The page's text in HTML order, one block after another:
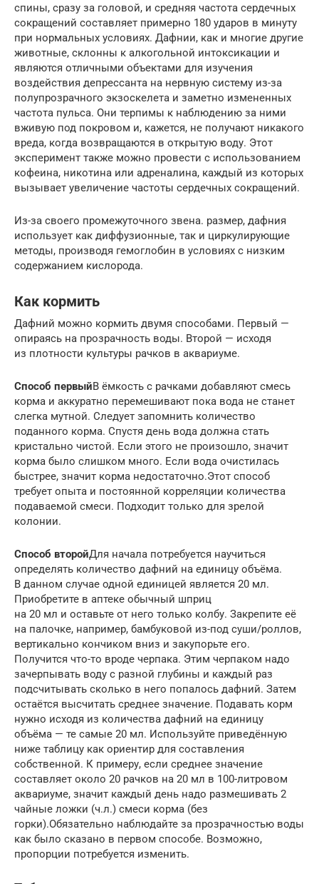
спины, сразу за головой, и средняя частота сердечных
сокращений составляет примерно 180 ударов в минуту
при нормальных условиях. Дафнии, как и многие другие
животные, склонны к алкогольной интоксикации и
являются отличными объектами для изучения
воздействия депрессанта на нервную систему из-за
полупрозрачного экзоскелета и заметно измененных
частота пульса. Они терпимы к наблюдению за ними
вживую под покровом и, кажется, не получают никакого
вреда, когда возвращаются в открытую воду. Этот
эксперимент также можно провести с использованием
кофеина, никотина или адреналина, каждый из которых
вызывает увеличение частоты сердечных сокращений.
Из-за своего промежуточного звена. размер, дафния
использует как диффузионные, так и циркулирующие
методы, производя гемоглобин в условиях с низким
содержанием кислорода.
Как кормить
Дафний можно кормить двумя способами. Первый —
опираясь на прозрачность воды. Второй — исходя
из плотности культуры рачков в аквариуме.
Способ первыйВ ёмкость с рачками добавляют смесь
корма и аккуратно перемешивают пока вода не станет
слегка мутной. Следует запомнить количество
поданного корма. Спустя день вода должна стать
кристально чистой. Если этого не произошло, значит
корма было слишком много. Если вода очистилась
быстрее, значит корма недостаточно.Этот способ
требует опыта и постоянной корреляции количества
подаваемой смеси. Подходит только для зрелой
колонии.
Способ второйДля начала потребуется научиться
определять количество дафний на единицу объёма.
В данном случае одной единицей является 20 мл.
Приобретите в аптеке обычный шприц
на 20 мл и оставьте от него только колбу. Закрепите её
на палочке, например, бамбуковой из-под суши/роллов,
вертикально кончиком вниз и закупорьте его.
Получится что-то вроде черпака. Этим черпаком надо
зачерпывать воду с разной глубины и каждый раз
подсчитывать сколько в него попалось дафний. Затем
остаётся высчитать среднее значение. Подавать корм
нужно исходя из количества дафний на единицу
объёма — те самые 20 мл. Используйте приведённую
ниже таблицу как ориентир для составления
собственной. К примеру, если среднее значение
составляет около 20 рачков на 20 мл в 100-литровом
аквариуме, значит каждый день надо размешивать 2
чайные ложки (ч.л.) смеси корма (без
горки).Обязательно наблюдайте за прозрачностью воды
как было сказано в первом способе. Возможно,
пропорции потребуется изменить.